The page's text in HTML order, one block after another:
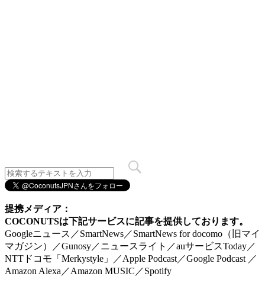
提携メディア：
COCONUTSは下記サービスに記事を提供しております。
Googleニュース／SmartNews／SmartNews for docomo（旧マイ
マガジン）／Gunosy／ニュースライト／auサービスToday／
NTTドコモ「Merkystyle」／Apple Podcast／Google Podcast ／
Amazon Alexa／Amazon MUSIC／Spotify